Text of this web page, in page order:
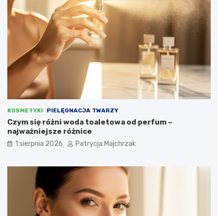
KOSMETYKI PIELĘGNACJA TWARZY
Czym się różni woda toaletowa od perfum –
najważniejsze różnice
1 sierpnia 2026 Patrycja Majchrzak